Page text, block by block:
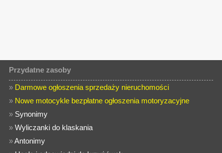
Przydatne zasoby
» Darmowe ogłoszenia sprzedaży nieruchomości
» Nowe motocykle bezpłatne ogłoszenia motoryzacyjne
» Synonimy
»Wyliczanki do klaskania
»Antonimy